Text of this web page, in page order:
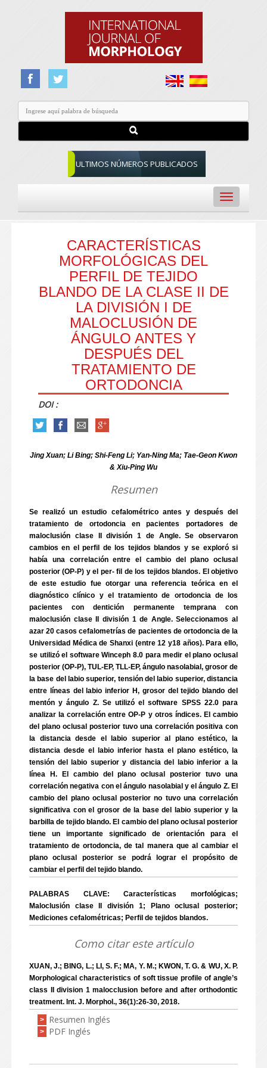
ULTIMOS NÚMEROS PUBLICADOS
Toggle
navigation
CARACTERÍSTICAS
MORFOLÓGICAS DEL
PERFIL DE TEJIDO
BLANDO DE LA CLASE II DE
LA DIVISIÓN I DE
MALOCLUSIÓN DE
ÁNGULO ANTES Y
DESPUÉS DEL
TRATAMIENTO DE
ORTODONCIA
DOI :
Jing Xuan; Li Bing; Shi-Feng Li; Yan-Ning Ma; Tae-Geon Kwon
& Xiu-Ping Wu
Resumen
Se realizó un estudio cefalométrico antes y después del
tratamiento de ortodoncia en pacientes portadores de
maloclusión clase II división 1 de Angle. Se observaron
cambios en el perfil de los tejidos blandos y se exploró si
había una correlación entre el cambio del plano oclusal
posterior (OP-P) y el per- fil de los tejidos blandos. El objetivo
de este estudio fue otorgar una referencia teórica en el
diagnóstico clínico y el tratamiento de ortodoncia de los
pacientes con dentición permanente temprana con
maloclusión clase II división 1 de Angle. Seleccionamos al
azar 20 casos cefalometrías de pacientes de ortodoncia de la
Universidad Médica de Shanxi (entre 12 y18 años). Para ello,
se utilizó el software Winceph 8.0 para medir el plano oclusal
posterior (OP-P), TUL-EP, TLL-EP, ángulo nasolabial, grosor de
la base del labio superior, tensión del labio superior, distancia
entre líneas del labio inferior H, grosor del tejido blando del
mentón y ángulo Z. Se utilizó el software SPSS 22.0 para
analizar la correlación entre OP-P y otros índices. El cambio
del plano oclusal posterior tuvo una correlación positiva con
la distancia desde el labio superior al plano estético, la
distancia desde el labio inferior hasta el plano estético, la
tensión del labio superior y distancia del labio inferior a la
línea H. El cambio del plano oclusal posterior tuvo una
correlación negativa con el ángulo nasolabial y el ángulo Z. El
cambio del plano oclusal posterior no tuvo una correlación
significativa con el grosor de la base del labio superior y la
barbilla de tejido blando. El cambio del plano oclusal posterior
tiene un importante significado de orientación para el
tratamiento de ortodoncia, de tal manera que al cambiar el
plano oclusal posterior se podrá lograr el propósito de
cambiar el perfil del tejido blando.
PALABRAS CLAVE: Características morfológicas;
Maloclusión clase II división 1; Plano oclusal posterior;
Mediciones cefalométricas; Perfil de tejidos blandos.
Como citar este artículo
XUAN, J.; BING, L.; LI, S. F.; MA, Y. M.; KWON, T. G. & WU, X. P.
Morphological characteristics of soft tissue profile of angle’s
class II division 1 malocclusion before and after orthodontic
treatment. Int. J. Morphol., 36(1):26-30, 2018.
> Resumen Inglés
> PDF Inglés